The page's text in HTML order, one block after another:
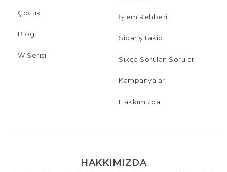
Çocuk
Blog
W Serisi
İşlem Rehberi
Sipariş Takip
Sıkça Sorulan Sorular
Kampanyalar
Hakkımızda
HAKKIMIZDA